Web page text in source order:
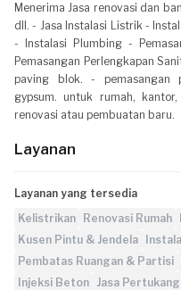
Menerima Jasa renovasi dan
dll. - Jasa Instalasi Listrik -
- Instalasi Plumbing -
Pemasangan Perlengkapan
paving blok. - pemasangan
gypsum. untuk rumah,
renovasi atau pembuatan baru.
Layanan
Layanan yang tersedia
Kelistrikan
Renovasi Rumah
Kusen Pintu & Jendela
Pembatas Ruangan & Partisi
Injeksi Beton Jasa